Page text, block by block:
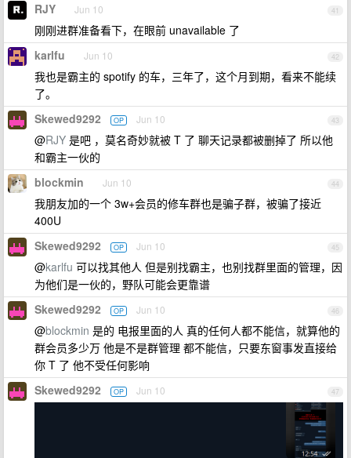
41
RJY Jun 10
刚刚进群准备看下，在眼前 unavailable 了
42
karlfu Jun 10
我也是霸主的 spotify 的车，三年了，这个月到期，看来不能续
了。
43
Skewed9292 OP Jun 10
@RJY 是吧 ，莫名奇妙就被 T 了 聊天记录都被删掉了 所以他
和霸主一伙的
44
blockmin Jun 10
我朋友加的一个 3w+会员的修车群也是骗子群，被骗了接近
400U
45
Skewed9292 OP Jun 10
@karlfu 可以找其他人 但是别找霸主，也别找群里面的管理，因
为他们是一伙的，野队可能会更靠谱
46
Skewed9292 OP Jun 10
@blockmin 是的 电报里面的人 真的任何人都不能信，就算他的
群会员多少万 他是不是群管理 都不能信，只要东窗事发直接给
你 T 了 他不受任何影响
47
Skewed9292 OP Jun 10